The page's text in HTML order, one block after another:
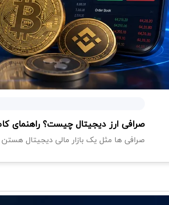
صرافی ارز دیجیتال چیست؟ راهنمای
صرافی ها مثل یک بازار مالی دیجیتال